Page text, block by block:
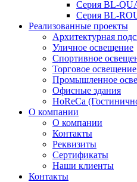
Серия BL-
Серия BL-
Реализованные проекты
Архитектурная
Уличное освещение
Спортивное
Торговое
Промышленное
Офисные здания
HoReCa
О компании
О компании
Контакты
Реквизиты
Сертификаты
Наши клиенты
Контакты